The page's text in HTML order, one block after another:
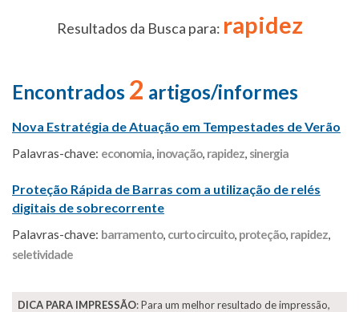
Resultados da Busca para: rapidez
Encontrados 2 artigos/informes
Nova Estratégia de Atuação em Tempestades de Verão
Palavras-chave: economia, inovação, rapidez, sinergia
Proteção Rápida de Barras com a utilização de relés
digitais de sobrecorrente
Palavras-chave: barramento, curto circuito, proteção, rapidez,
seletividade
DICA PARA IMPRESSÃO: Para um melhor resultado de impressão,